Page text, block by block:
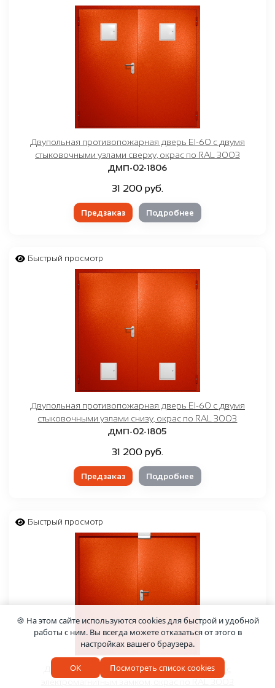
Двупольная противопожарная дверь EI-60 с двумя
стыковочными узлами сверху, окрас по RAL 3003
ДМП-02-1806
31 200 руб.
Предзаказ Подробнее
Быстрый просмотр
Двупольная противопожарная дверь EI-60 с двумя
стыковочными узлами снизу, окрас по RAL 3003
ДМП-02-1805
31 200 руб.
Предзаказ Подробнее
Быстрый просмотр
Двупольная противопожарная дверь EI-60 с
🍪 На этом сайте используются cookies для быстрой и удобной
работы с ним. Вы всегда можете отказаться от этого в
настройках вашего браузера.
OK Посмотреть список cookies